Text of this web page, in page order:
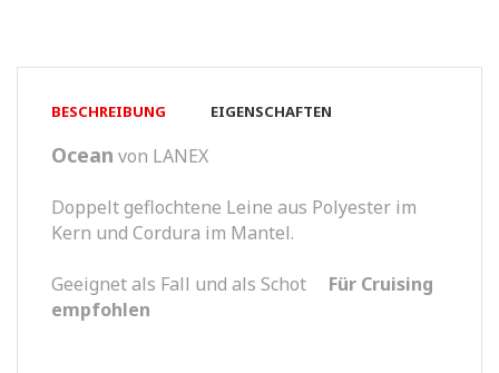
BESCHREIBUNG EIGENSCHAFTEN
Ocean von LANEX
Doppelt geflochtene Leine aus Polyester im
Kern und Cordura im Mantel.
Geeignet als Fall und als Schot
Für Cruising
empfohlen